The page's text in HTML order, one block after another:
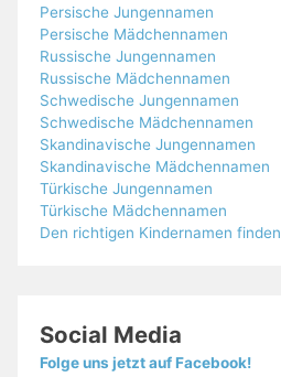
Persische Jungennamen
Persische Mädchennamen
Russische Jungennamen
Russische Mädchennamen
Schwedische Jungennamen
Schwedische Mädchennamen
Skandinavische Jungennamen
Skandinavische Mädchennamen
Türkische Jungennamen
Türkische Mädchennamen
Den richtigen Kindernamen finden
Social Media
Folge uns jetzt auf Facebook!